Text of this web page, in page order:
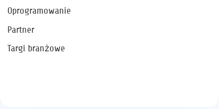
Oprogramowanie
Partner
Targi branżowe